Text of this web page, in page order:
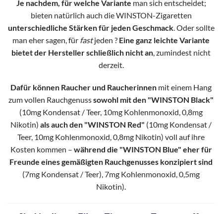
Je nachdem, für welche Variante man sich entscheidet;
bieten natürlich auch die WINSTON-Zigaretten
unterschiedliche Stärken für jeden Geschmack. Oder sollte
man eher sagen, für fastjeden ? Eine ganz leichte Variante
bietet der Hersteller schließlich nicht an , zumindest nicht
derzeit.
Dafür können Raucher und Raucherinnen mit einem Hang
zum vollen Rauchgenusssowohl mit den "WINSTON Black"
(10mg Kondensat / Teer, 10mg Kohlenmonoxid, 0,8mg
Nikotin) als auch den "WINSTON Red" (10mg Kondensat /
Teer, 10mg Kohlenmonoxid, 0,8mg Nikotin) voll auf ihre
Kosten kommen – während die "WINSTON Blue" eher für
Freunde eines gemäßigten Rauchgenusses konzipiert sind
(7mg Kondensat / Teer), 7mg Kohlenmonoxid, 0,5mg
Nikotin).